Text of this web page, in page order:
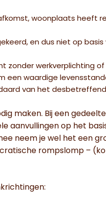
woonplaats heeft
en dus niet op basis
zonder werkverplichting
een waardige
van het
maken. Bij een
aanvullingen op het
neem je wel het een
rompslomp –